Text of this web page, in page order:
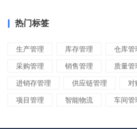
热门标签
生产管理 库存管理 仓库管
采购管理 销售管理 质量管
进销存管理 供应链管理 对
项目管理 智能物流 车间管